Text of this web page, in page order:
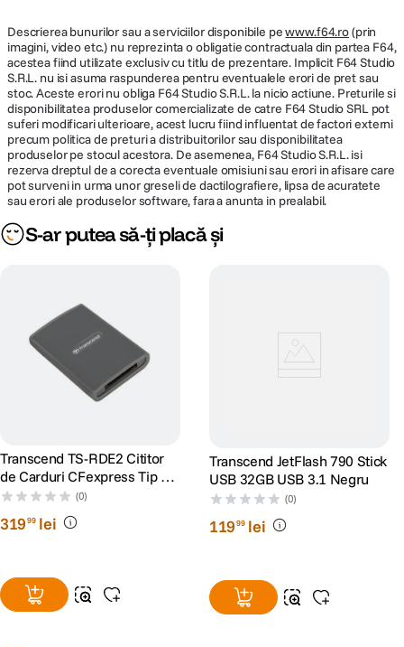
Descrierea bunurilor sau a serviciilor disponibile pewww.f64.ro(prin
imagini, video etc.) nu reprezinta o obligatie contractuala din partea F64,
acestea fiind utilizate exclusiv cu titlu de prezentare. Implicit F64 Studio
S.R.L. nu isi asuma raspunderea pentru eventualele erori de pret sau
stoc. Aceste erori nu obliga F64 Studio S.R.L. la nicio actiune. Preturile si
disponibilitatea produselor comercializate de catre F64 Studio SRL pot
suferi modificari ulterioare, acest lucru fiind influentat de factori externi
precum politica de preturi a distribuitorilor sau disponibilitatea
produselor pe stocul acestora. De asemenea, F64 Studio S.R.L. isi
rezerva dreptul de a corecta eventuale omisiuni sau erori in afisare care
pot surveni in urma unor greseli de dactilografiere, lipsa de acuratete
sau erori ale produselor software, fara a anunta in prealabil.
S-ar putea să-ți placă și
Transcend TS-RDE2 Cititor
de Carduri CFexpress Tip B
USB 3.2 Gen 2x2 Tip C
(0)
31999 lei
Transcend JetFlash 790 Stick
USB 32GB USB 3.1 Negru
(0)
11999 lei